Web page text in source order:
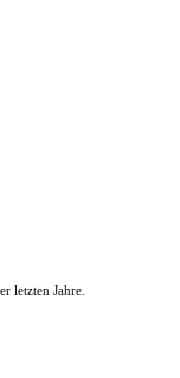
letzten Jahre.